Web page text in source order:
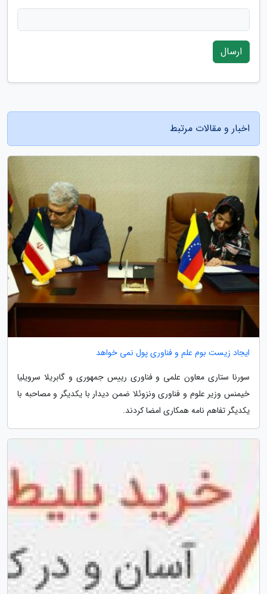
ارسال
اخبار و مقالات مرتبط
ایجاد زیست بوم علم و فناوری پول نمی خواهد
سورنا ستاری معاون علمی و فناوری رییس جمهوری و گابریلا سرویلیا
خیمنس وزیر علوم و فناوری ونزوئلا ضمن دیدار با یکدیگر و مصاحبه با
یکدیگر تفاهم نامه همکاری امضا کردند.